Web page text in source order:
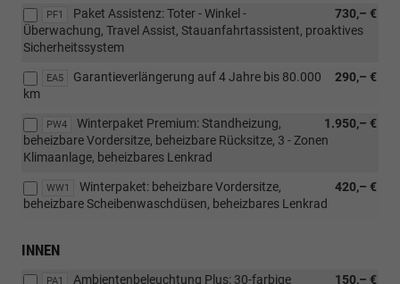
PF1 730,– €
Paket Assistenz: Toter - Winkel -
Überwachung, Travel Assist, Stauanfahrtassistent, proaktives
Sicherheitssystem
EA5 290,– €
Garantieverlängerung auf 4 Jahre bis 80.000
km
PW4 1.950,– €
Winterpaket Premium: Standheizung,
beheizbare Vordersitze, beheizbare Rücksitze, 3 - Zonen
Klimaanlage, beheizbares Lenkrad
WW1 420,– €
Winterpaket: beheizbare Vordersitze,
beheizbare Scheibenwaschdüsen, beheizbares Lenkrad
INNEN
PA1 150,– €
Ambientenbeleuchtung Plus: 30-farbige